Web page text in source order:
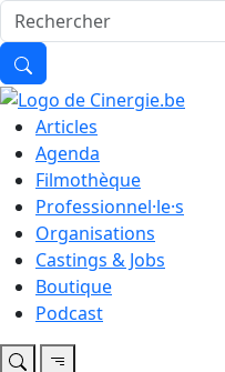
Articles
Agenda
Filmothèque
Professionnel·le·s
Organisations
Castings & Jobs
Boutique
Podcast